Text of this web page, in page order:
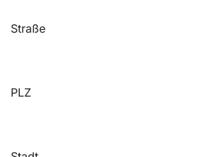
Straße
PLZ